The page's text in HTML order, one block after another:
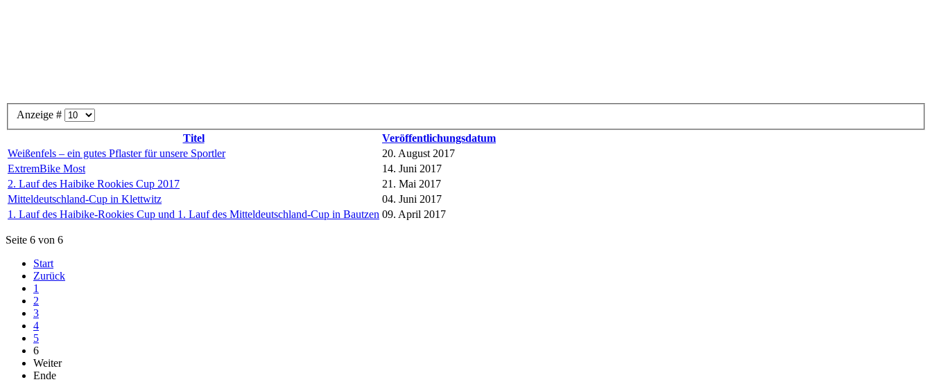
Anzeige #
Titel
Veröffentlichungsdatum
Weißenfels – ein gutes Pflaster für unsere Sportler
20. August 2017
ExtremBike Most
14. Juni 2017
2. Lauf des Haibike Rookies Cup 2017
21. Mai 2017
Mitteldeutschland-Cup in Klettwitz
04. Juni 2017
1. Lauf des Haibike-Rookies Cup und 1. Lauf des Mitteldeutschland-Cup in Bautzen 09. April 2017
Seite 6 von 6
Start
Zurück
1
2
3
4
5
6
Weiter
Ende